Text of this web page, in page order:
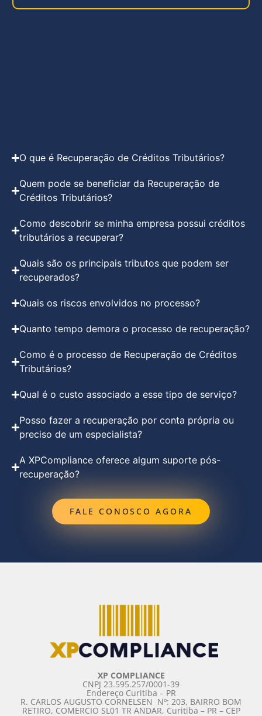
O que é Recuperação de Créditos Tributários?
Quem pode se beneficiar da Recuperação de
Créditos Tributários?
Como descobrir se minha empresa possui créditos
tributários a recuperar?
Quais são os principais tributos que podem ser
recuperados?
Quais os riscos envolvidos no processo?
Quanto tempo demora o processo de recuperação?
Como é o processo de Recuperação de Créditos
Tributários?
Qual é o custo associado a esse tipo de serviço?
Posso fazer a recuperação por conta própria ou
preciso de um especialista?
A XPCompliance oferece algum suporte pós-
recuperação?
FALE CONOSCO AGORA
XP COMPLIANCE
CNPJ 23.595.257/0001-39
Endereço Curitiba – PR
R. CARLOS AUGUSTO CORNELSEN ­ Nº: 203, BAIRRO BOM
RETIRO, COMERCIO SL01 TR ANDAR, Curitiba – PR – CEP